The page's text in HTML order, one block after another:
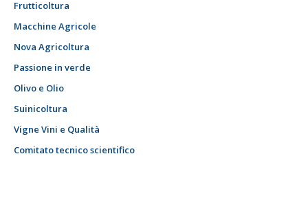
Frutticoltura
Macchine Agricole
Nova Agricoltura
Passione in verde
Olivo e Olio
Suinicoltura
Vigne Vini e Qualità
Comitato tecnico scientifico